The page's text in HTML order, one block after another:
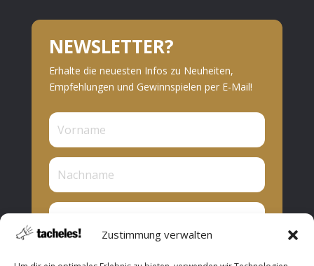
Zustimmung verwalten
NEWSLETTER?
Erhalte die neuesten Infos zu Neuheiten,
Empfehlungen und Gewinnspielen per E-Mail!